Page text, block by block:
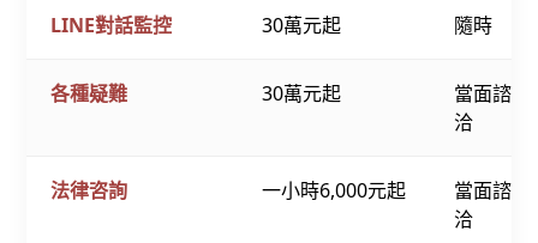
LINE對話監控 30萬元起 隨時
各種疑難 30萬元起
當面諮詢
洽
法律咨詢 一小時6,000元起
當面諮詢
洽